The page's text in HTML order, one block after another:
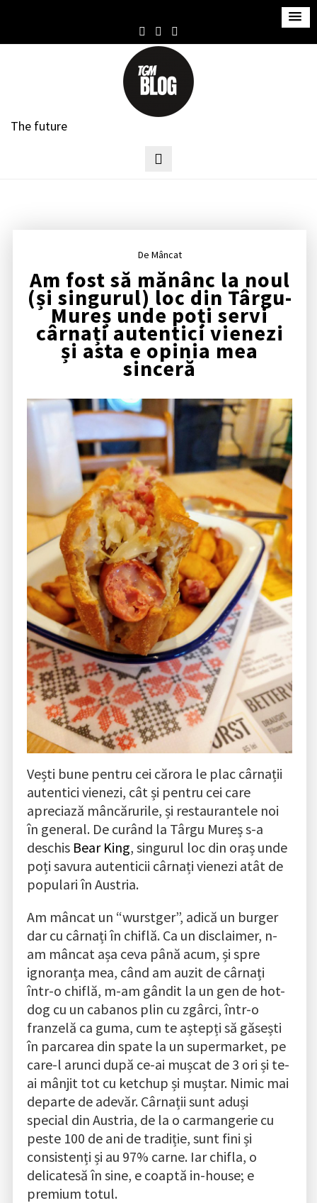
i
The future
De Mâncat
Am fost să mănânc la noul
(și singurul) loc din Târgu-
Mureș unde poți servi
cârnați autentici vienezi
și asta e opinia mea
sinceră
Vești bune pentru cei cărora le plac cârnații
autentici vienezi, cât și pentru cei care
apreciază mâncărurile, și restaurantele noi
în general. De curând la Târgu Mureș s-a
deschis Bear King, singurul loc din oraș unde
poți savura autenticii cârnați vienezi atât de
populari în Austria.
Am mâncat un “wurstger”, adică un burger
dar cu cârnați în chiflă. Ca un disclaimer, n-
am mâncat așa ceva până acum, și spre
ignoranța mea, când am auzit de cârnați
într-o chiflă, m-am gândit la un gen de hot-
dog cu un cabanos plin cu zgârci, într-o
franzelă ca guma, cum te aștepți să găsești
în parcarea din spate la un supermarket, pe
care-l arunci după ce-ai mușcat de 3 ori și te-
ai mânjit tot cu ketchup și muștar. Nimic mai
departe de adevăr. Cârnații sunt aduși
special din Austria, de la o carmangerie cu
peste 100 de ani de tradiție, sunt fini și
consistenți și au 97% carne. Iar chifla, o
delicatesă în sine, e coaptă in-house; e
premium totul.